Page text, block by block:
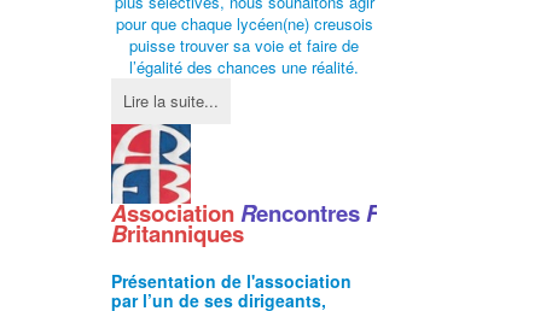
pour que chaque lycéen(ne) creusois
puisse trouver sa voie et faire de
l’égalité des chances une réalité.
Lire la suite...
AssociationRencontresF
Britanniques
Présentation de l'association
par l’un de ses dirigeants,